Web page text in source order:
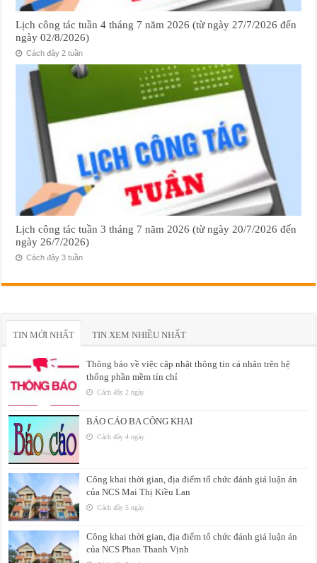
Lịch công tác tuần 4 tháng 7 năm 2026 (từ ngày 27/7/2026 đến
ngày 02/8/2026)
Cách đây 2 tuần
Lịch công tác tuần 3 tháng 7 năm 2026 (từ ngày 20/7/2026 đến
ngày 26/7/2026)
Cách đây 3 tuần
TIN MỚI NHẤT TIN XEM NHIỀU NHẤT
Thông báo về việc cập nhật thông tin cá nhân trên hệ
thống phần mềm tín chỉ
Cách đây 2 ngày
BÁO CÁO BA CÔNG KHAI
Cách đây 4 ngày
Công khai thời gian, địa điểm tổ chức đánh giá luận án
của NCS Mai Thị Kiều Lan
Cách đây 5 ngày
Công khai thời gian, địa điểm tổ chức đánh giá luận án
của NCS Phan Thanh Vịnh